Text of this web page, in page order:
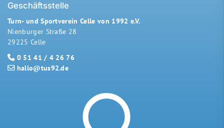
Geschäftsstelle
Turn- und Sportverein Celle von 1992 e.V.
Nienburger Straße 28
29225 Celle
0 51 41 / 4 26 76
hallo@tus92.de